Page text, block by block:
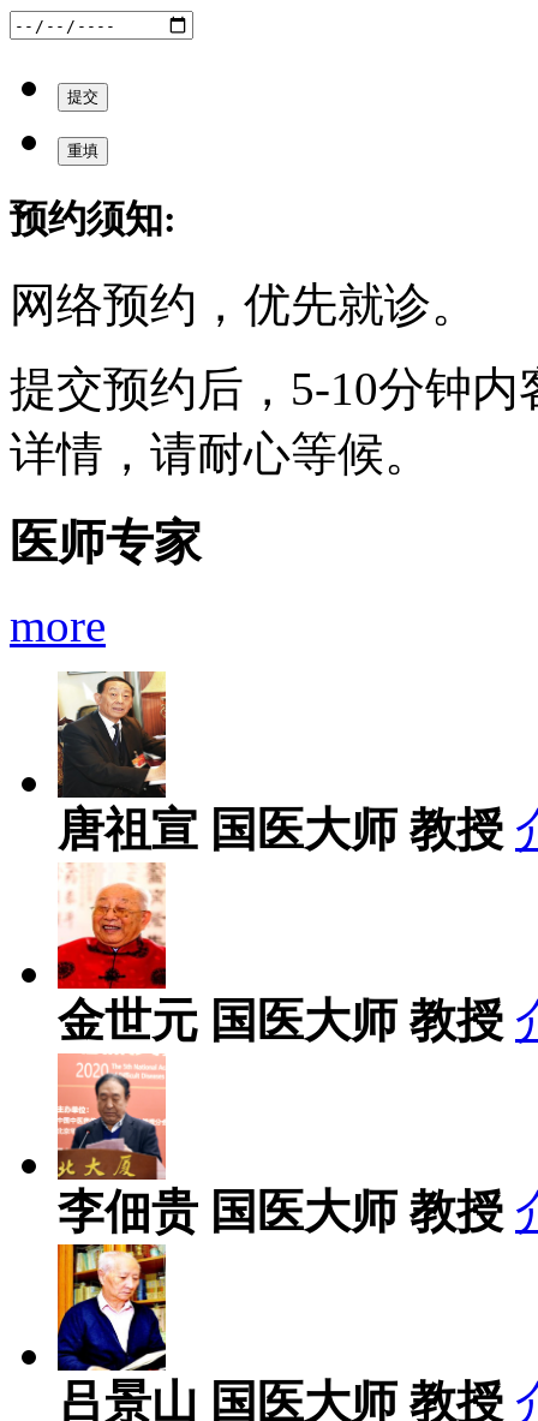
预约须知:
网络预约，优先就诊。
提交预约后，5-10分钟
详情，请耐心等候。
医师专家
more
唐祖宣 国医大师 教授
金世元 国医大师 教授
李佃贵 国医大师 教授
吕景山 国医大师 教授